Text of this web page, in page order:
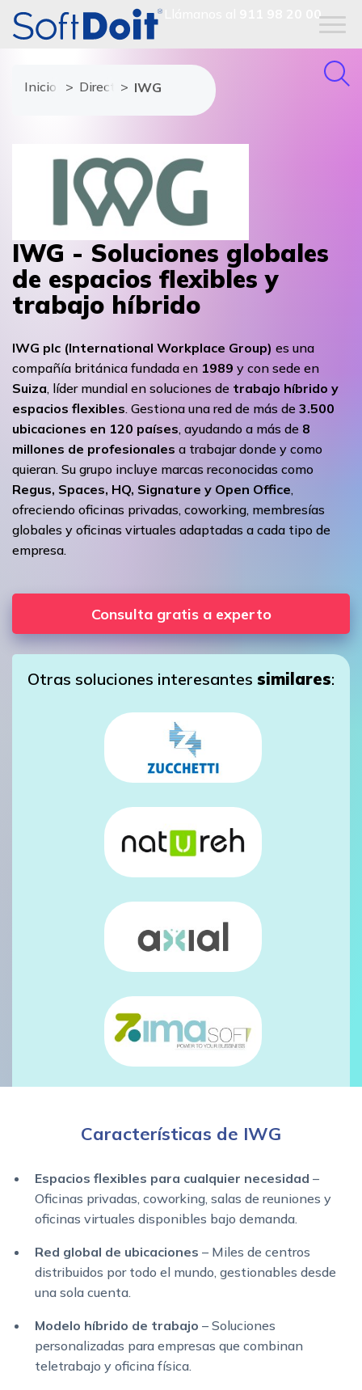
911 98 20 00
Inicio Directorio de proveedores
IWG
IWG - Soluciones globales
de espacios flexibles y
trabajo híbrido
IWG plc (International Workplace Group) es una
compañía británica fundada en 1989 y con sede en
Suiza, líder mundial en soluciones de trabajo híbrido y
espacios flexibles. Gestiona una red de más de 3.500
ubicaciones en 120 países, ayudando a más de 8
millones de profesionales a trabajar donde y como
quieran. Su grupo incluye marcas reconocidas como
Regus, Spaces, HQ, Signature y Open Office,
ofreciendo oficinas privadas, coworking, membresías
globales y oficinas virtuales adaptadas a cada tipo de
empresa.
Consulta gratis a experto
Otras soluciones interesantes similares:
Características de IWG
Espacios flexibles para cualquier necesidad –
Oficinas privadas, coworking, salas de reuniones y
oficinas virtuales disponibles bajo demanda.
Red global de ubicaciones – Miles de centros
distribuidos por todo el mundo, gestionables desde
una sola cuenta.
Modelo híbrido de trabajo – Soluciones
personalizadas para empresas que combinan
teletrabajo y oficina física.